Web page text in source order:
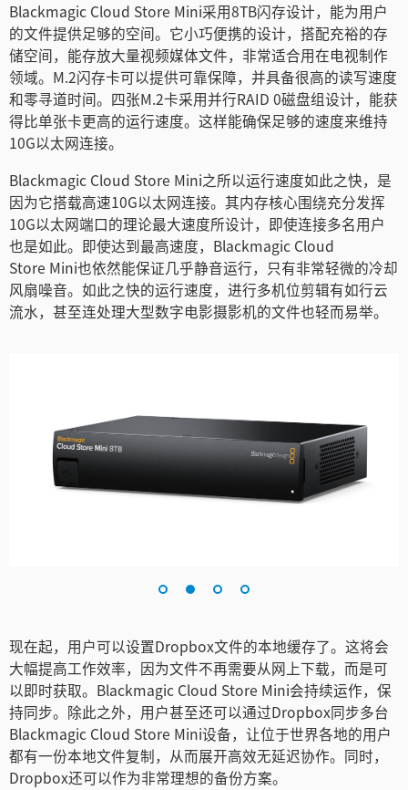
Spain
Sweden
中华台北
Turkey
UAE
Ukraine
United Kingdom
United States
Blackmagic Cloud Store Mini采用8TB闪存设计，能为用户
的文件提供足够的空间。它小巧便携的设计，搭配充裕的存
储空间，能存放大量视频媒体文件，非常适合用在电视制作
领域。M.2闪存卡可以提供可靠保障，并具备很高的读写速度
和零寻道时间。四张M.2卡采用并行RAID 0磁盘组设计，能获
得比单张卡更高的运行速度。这样能确保足够的速度来维持
10G以太网连接。
Blackmagic Cloud Store Mini之所以运行速度如此之快，是
因为它搭载高速10G以太网连接。其内存核心围绕充分发挥
10G以太网端口的理论最大速度所设计，即使连接多名用户
也是如此。即使达到最高速度，Blackmagic Cloud
Store Mini也依然能保证几乎静音运行，只有非常轻微的冷却
风扇噪音。如此之快的运行速度，进行多机位剪辑有如行云
流水，甚至连处理大型数字电影摄影机的文件也轻而易举。
现在起，用户可以设置Dropbox文件的本地缓存了。这将会
大幅提高工作效率，因为文件不再需要从网上下载，而是可
以即时获取。Blackmagic Cloud Store Mini会持续运作，保
持同步。除此之外，用户甚至还可以通过Dropbox同步多台
Blackmagic Cloud Store Mini设备，让位于世界各地的用户
都有一份本地文件复制，从而展开高效无延迟协作。同时，
Dropbox还可以作为非常理想的备份方案。